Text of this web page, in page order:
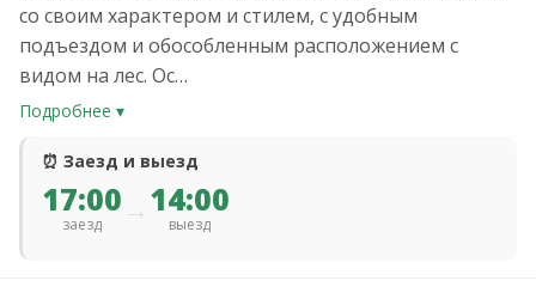
со своим характером и стилем, с удобным
подъездом и обособленным расположением с
видом на лес. Ос…
Подробнее ▾
⏰ Заезд и выезд
17:00
заезд →14:00
выезд